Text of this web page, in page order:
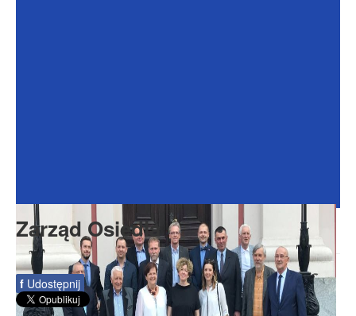
Rada Seniorów
Zarząd Osiedla
f Udostępnij